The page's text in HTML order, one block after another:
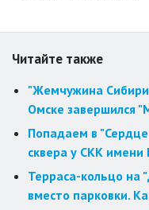
Читайте также
"Жемчужина
Омске завершился
Попадаем в
сквера у СКК имени
Терраса-кольцо на
вместо парковки.